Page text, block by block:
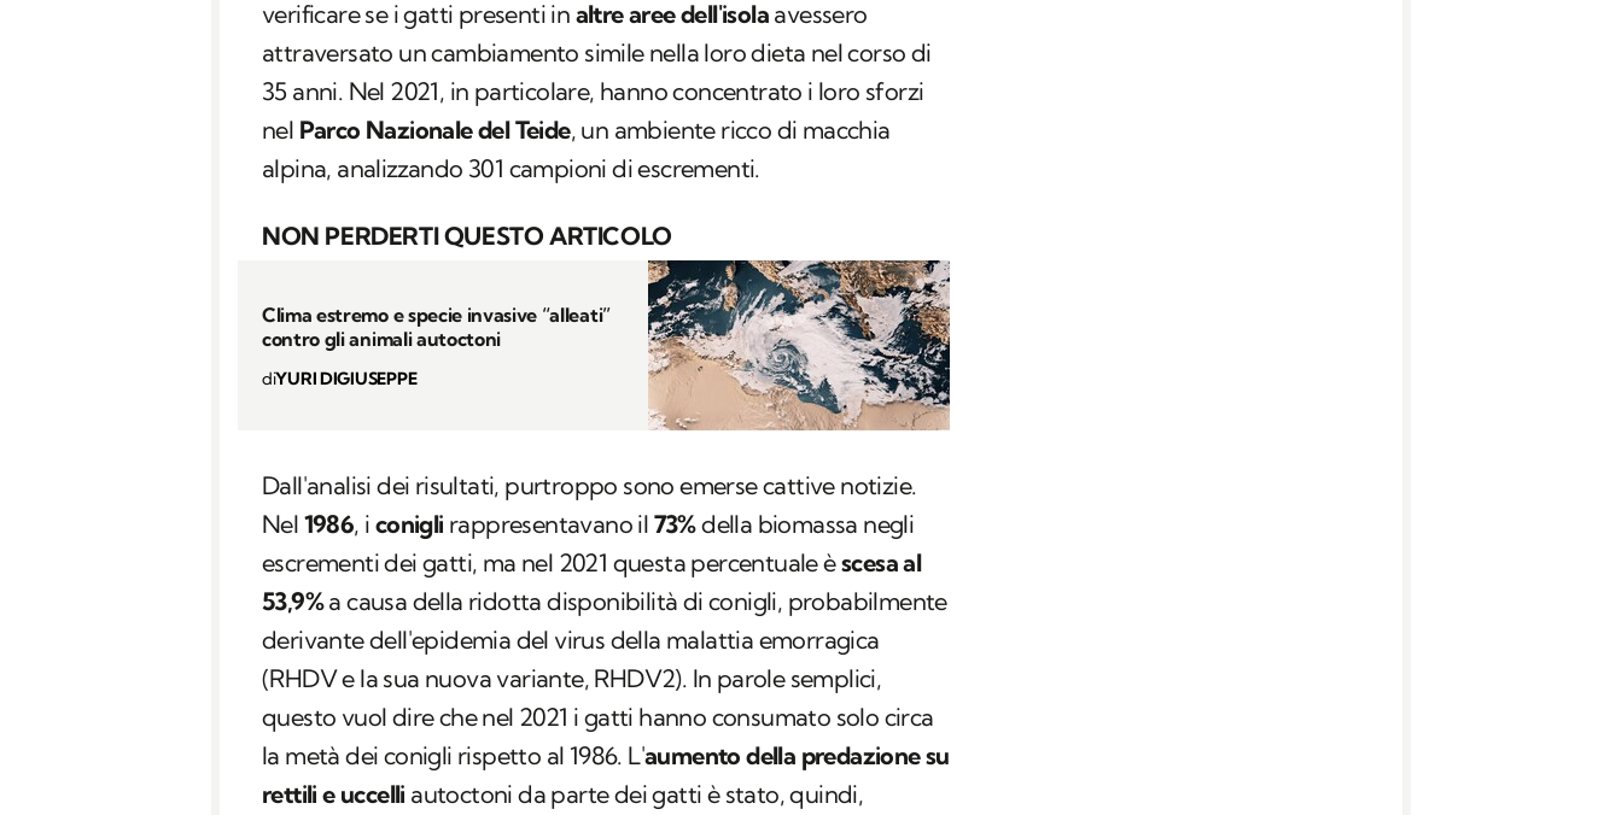
verificare se i gatti presenti in altre aree dell'isola avessero
attraversato un cambiamento simile nella loro dieta nel corso di
35 anni. Nel 2021, in particolare, hanno concentrato i loro sforzi
nel Parco Nazionale del Teide, un ambiente ricco di macchia
alpina, analizzando 301 campioni di escrementi.
NON PERDERTI QUESTO ARTICOLO
Clima estremo e specie invasive “alleati”
contro gli animali autoctoni
diYURI DIGIUSEPPE
Dall'analisi dei risultati, purtroppo sono emerse cattive notizie.
Nel 1986, i conigli rappresentavano il 73%della biomassa negli
escrementi dei gatti, ma nel 2021 questa percentuale èscesa al
53,9%a causa della ridotta disponibilità di conigli, probabilmente
derivante dell'epidemia del virus della malattia emorragica
(RHDV e la sua nuova variante, RHDV2). In parole semplici,
questo vuol dire che nel 2021 i gatti hanno consumato solo circa
la metà dei conigli rispetto al 1986. L'aumento della predazione su
rettili e uccelli autoctoni da parte dei gatti è stato, quindi,